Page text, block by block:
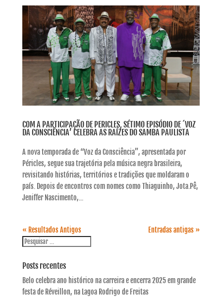
COM A PARTICIPAÇÃO DE PERICLES, SÉTIMO EPISÓDIO DE ´VOZ
DA CONSCIÊNCIA’ CELEBRA AS RAÍZES DO SAMBA PAULISTA
A nova temporada de “Voz da Consciência”, apresentada por
Péricles, segue sua trajetória pela música negra brasileira,
revisitando histórias, territórios e tradições que moldaram o
país. Depois de encontros com nomes como Thiaguinho, Jota.Pê,
Jeniffer Nascimento,...
« Resultados Antigos Entradas antigas »
Posts recentes
Belo celebra ano histórico na carreira e encerra 2025 em grande
festa de Réveillon, na Lagoa Rodrigo de Freitas